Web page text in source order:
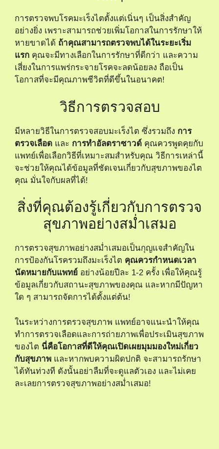
การตรวจพบโรคมะเร็งไตตั้งแต่เนิ่นๆ เป็นสิ่งสำคัญ
อย่างยิ่ง เพราะสามารถช่วยเพิ่มโอกาสในการรักษาให้
หายขาดได้ ถ้าคุณสามารถตรวจพบได้ในระยะเริ่ม
แรก คุณจะมีทางเลือกในการรักษาที่ดีกว่า และความ
เสี่ยงในการแพร่กระจายโรคจะลดน้อยลง ถือเป็น
โอกาสที่จะมีคุณภาพชีวิตที่ดีขึ้นในอนาคต!
วิธีการตรวจสอบ
มีหลายวิธีในการตรวจสอบมะเร็งไต ซึ่งรวมถึง การ
ตรวจเลือด และ การทำอัลตราซาวด์ คุณควรพูดคุยกับ
แพทย์เพื่อเลือกวิธีที่เหมาะสมสำหรับคุณ วิธีการเหล่านี้
จะช่วยให้คุณได้ข้อมูลที่ชัดเจนเกี่ยวกับสุขภาพของไต
คุณ มั่นใจกับผลที่ได้!
สิ่งที่คุณต้องรู้เกี่ยวกับการตรวจ
สุขภาพอย่างสม่ำเสมอ
การตรวจสุขภาพอย่างสม่ำเสมอเป็นกุญแจสำคัญใน
การป้องกันโรครวมถึงมะเร็งไต คุณควรกำหนดเวลา
นัดหมายกับแพทย์ อย่างน้อยปีละ 1-2 ครั้ง เพื่อให้คุณรู้
ข้อมูลเกี่ยวกับสถานะสุขภาพของคุณ และหากมีปัญหา
ใด ๆ สามารถจัดการได้ตั้งแต่ต้น!
ในระหว่างการตรวจสุขภาพ แพทย์อาจแนะนำให้คุณ
ทำการตรวจเลือดและการถ่ายภาพเพื่อประเมินสุขภาพ
ของไต นี่คือโอกาสที่ดีให้คุณเปิดเผยมุมมองใหม่เกี่ยว
กับสุขภาพ และหากพบความผิดปกติ จะสามารถรักษา
ได้ทันท่วงที ดังนั้นอย่าลืมที่จะดูแลตัวเอง และไม่เคย
ละเลยการตรวจสุขภาพอย่างสม่ำเสมอ!